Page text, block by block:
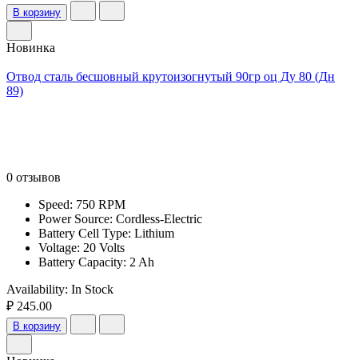
В корзину
Новинка
Отвод сталь бесшовный крутоизогнутый 90гр оц Ду 80 (Дн
89)
0 отзывов
Speed: 750 RPM
Power Source: Cordless-Electric
Battery Cell Type: Lithium
Voltage: 20 Volts
Battery Capacity: 2 Ah
Availability: In Stock
₽ 245.00
В корзину